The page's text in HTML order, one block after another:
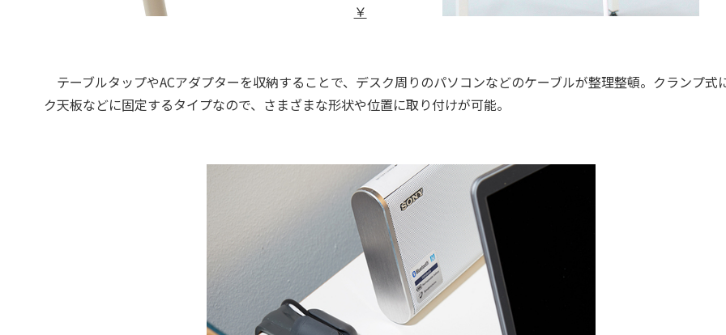
￥
テーブルタップやACアダプターを収納することで、デスク周りのパソコンなどのケーブルが整理整頓。クランプ式
ク天板などに固定するタイプなので、さまざまな形状や位置に取り付けが可能。